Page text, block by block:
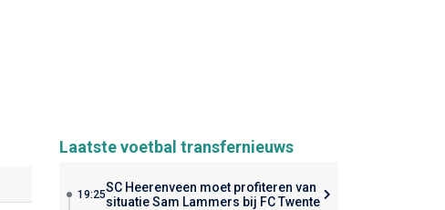
Laatste voetbal transfernieuws
19:25SC Heerenveen moet profiteren van
situatie Sam Lammers bij FC Twente